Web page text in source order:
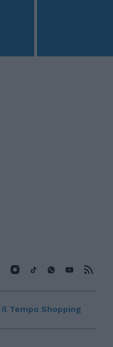
Il Tempo Shopping